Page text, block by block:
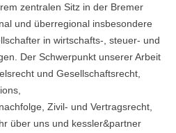
zentralen Sitz in der Bremer
und überregional insbesondere
in wirtschafts-, steuer- und
Der Schwerpunkt unserer Arbeit
und Gesellschaftsrecht,
Zivil- und Vertragsrecht,
über uns und kessler&partner